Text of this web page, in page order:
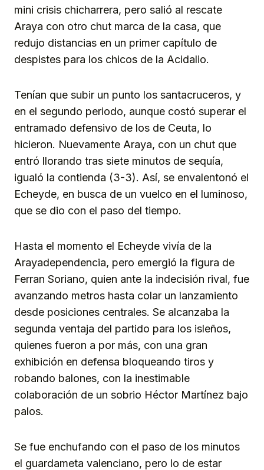
mini crisis chicharrera, pero salió al rescate
Araya con otro chut marca de la casa, que
redujo distancias en un primer capítulo de
despistes para los chicos de la Acidalio.
Tenían que subir un punto los santacruceros, y
en el segundo periodo, aunque costó superar el
entramado defensivo de los de Ceuta, lo
hicieron. Nuevamente Araya, con un chut que
entró llorando tras siete minutos de sequía,
igualó la contienda (3-3). Así, se envalentonó el
Echeyde, en busca de un vuelco en el luminoso,
que se dio con el paso del tiempo.
Hasta el momento el Echeyde vivía de la
Arayadependencia, pero emergió la figura de
Ferran Soriano, quien ante la indecisión rival, fue
avanzando metros hasta colar un lanzamiento
desde posiciones centrales. Se alcanzaba la
segunda ventaja del partido para los isleños,
quienes fueron a por más, con una gran
exhibición en defensa bloqueando tiros y
robando balones, con la inestimable
colaboración de un sobrio Héctor Martínez bajo
palos.
Se fue enchufando con el paso de los minutos
el guardameta valenciano, pero lo de estar